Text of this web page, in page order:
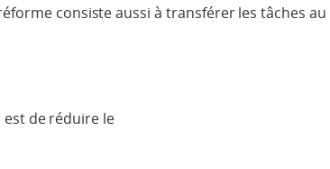
consiste aussi à transférer les tâches au
de réduire le